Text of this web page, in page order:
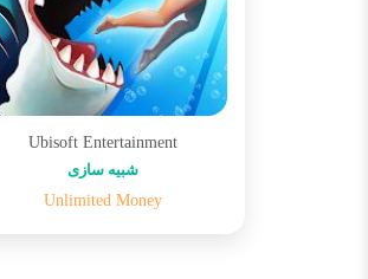
Ubisoft Entertainment
شبیه سازی
Unlimited Money